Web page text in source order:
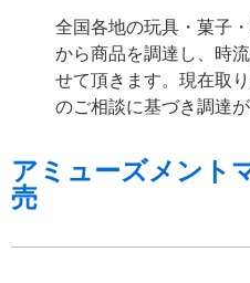
全国各地の玩具・菓子
から商品を調達し、時
せて頂きます。現在取
のご相談に基づき調達が
アミューズメント
売